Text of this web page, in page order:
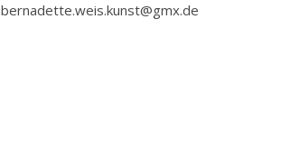
bernadette.weis.kunst@gmx.de